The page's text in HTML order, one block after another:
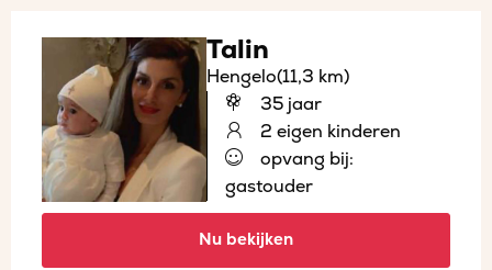
Talin
Hengelo(11,3 km)
35 jaar
2 eigen kinderen
opvang bij:
gastouder
Nu bekijken